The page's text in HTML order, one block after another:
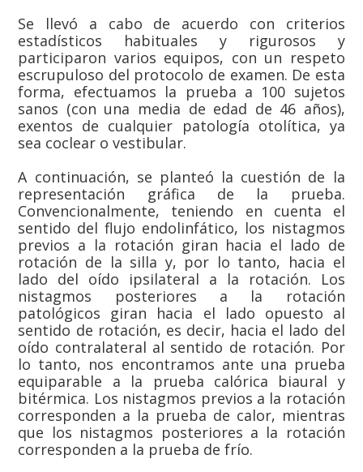
Se llevó a cabo de acuerdo con criterios
estadísticos habituales y rigurosos y
participaron varios equipos, con un respeto
escrupuloso del protocolo de examen. De esta
forma, efectuamos la prueba a 100 sujetos
sanos (con una media de edad de 46 años),
exentos de cualquier patología otolítica, ya
sea coclear o vestibular.
A continuación, se planteó la cuestión de la
representación gráfica de la prueba.
Convencionalmente, teniendo en cuenta el
sentido del flujo endolinfático, los nistagmos
previos a la rotación giran hacia el lado de
rotación de la silla y, por lo tanto, hacia el
lado del oído ipsilateral a la rotación. Los
nistagmos posteriores a la rotación
patológicos giran hacia el lado opuesto al
sentido de rotación, es decir, hacia el lado del
oído contralateral al sentido de rotación. Por
lo tanto, nos encontramos ante una prueba
equiparable a la prueba calórica biaural y
bitérmica. Los nistagmos previos a la rotación
corresponden a la prueba de calor, mientras
que los nistagmos posteriores a la rotación
corresponden a la prueba de frío.